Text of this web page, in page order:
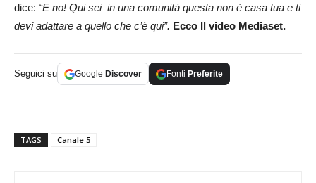
dice: “E no! Qui sei in una comunità questa non è casa tua e ti
devi adattare a quello che c’è qui”. Ecco Il video Mediaset.
Seguici su Google Discover Fonti Preferite
TAGS Canale 5